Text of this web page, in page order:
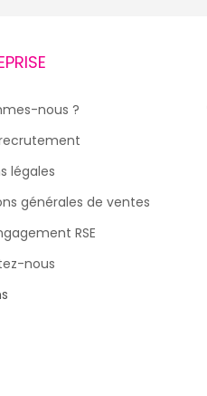
nous ?
recrutement
légales
générales de ventes
RSE
nous